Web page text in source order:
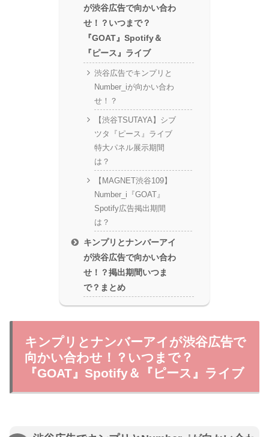
が渋谷広告で向かい合わ
せ！？いつまで？
『GOAT』Spotify＆
『ピース』ライブ
渋谷広告でキンプリと
Number_iが向かい合わ
せ！？
【渋谷TSUTAYA】シブ
ツタ『ピース』ライブ
特大パネル展示期間
は？
【MAGNET渋谷109】
Number_i『GOAT』
Spotify広告掲出期間
は？
キンプリとナンバーアイ
が渋谷広告で向かい合わ
せ！？掲出期間いつま
で？まとめ
キンプリとナンバーアイが渋谷広告で
向かい合わせ！？いつまで？
『GOAT』Spotify＆『ピース』ライブ